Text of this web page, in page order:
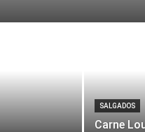
SALGADOS
Carne